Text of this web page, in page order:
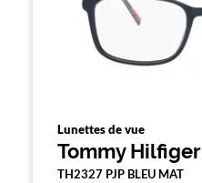
Lunettes de vue
Tommy Hilfiger
TH2327 PJP BLEU MAT